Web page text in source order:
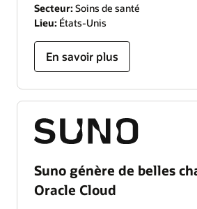
Secteur: Soins de santé
Lieu: États-Unis
En savoir plus
Suno génère de belles
Oracle Cloud